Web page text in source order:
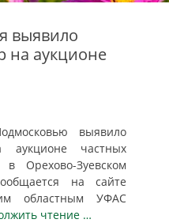
выявило
на аукционе
выявило
аукционе частных
Орехово-Зуевском
на сайте
областным УФАС
чтение …